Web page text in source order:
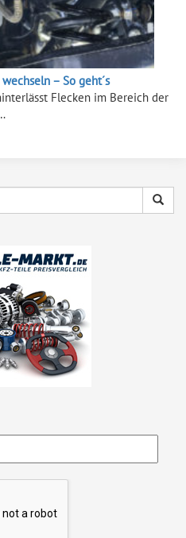
– So geht´s
Flecken im Bereich der